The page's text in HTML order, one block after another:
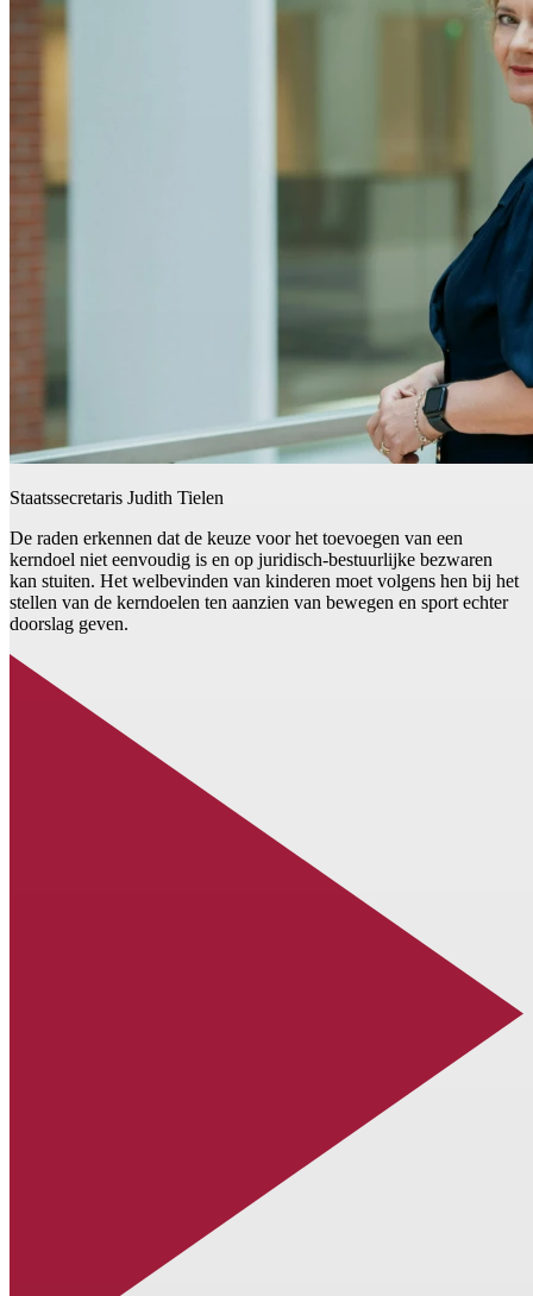
Staatssecretaris Judith Tielen
De raden erkennen dat de keuze voor het toevoegen van een
kerndoel niet eenvoudig is en op juridisch-bestuurlijke bezwaren
kan stuiten. Het welbevinden van kinderen moet volgens hen bij het
stellen van de kerndoelen ten aanzien van bewegen en sport echter
doorslag geven.